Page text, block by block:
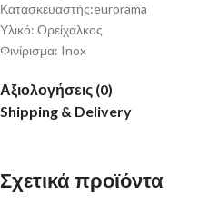
Κατασκευαστής:eurorama
Υλικό: Ορείχαλκος
Φινίρισμα: Inox
Αξιολογήσεις (0)
Shipping & Delivery
Σχετικά προϊόντα